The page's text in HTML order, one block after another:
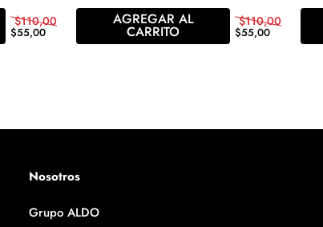
$110,00
$55,00
AGREGAR AL
CARRITO
$110,00
$55,00
Nosotros
Grupo ALDO